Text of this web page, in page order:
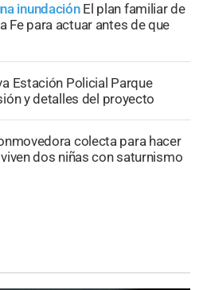
inundación El plan familiar de
Fe para actuar antes de que
Estación Policial Parque
y detalles del proyecto
colecta para hacer
dos niñas con saturnismo